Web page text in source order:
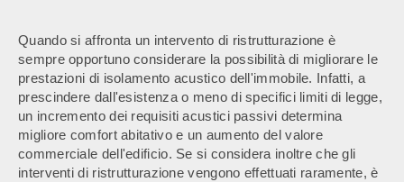
Quando si affronta un intervento di ristrutturazione è
sempre opportuno considerare la possibilità di migliorare le
prestazioni di isolamento acustico dell'immobile. Infatti, a
prescindere dall'esistenza o meno di specifici limiti di legge,
un incremento dei requisiti acustici passivi determina
migliore comfort abitativo e un aumento del valore
commerciale dell'edificio. Se si considera inoltre che gli
interventi di ristrutturazione vengono effettuati raramente, è